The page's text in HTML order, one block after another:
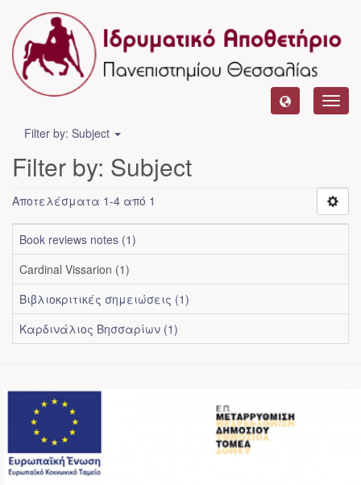
Filter by: Subject
Filter by: Subject
Αποτελέσματα 1-4 από 1
Book reviews notes (1)
Cardinal Vissarion (1)
Βιβλιοκριτικές σημειώσεις (1)
Καρδινάλιος Βησσαρίων (1)